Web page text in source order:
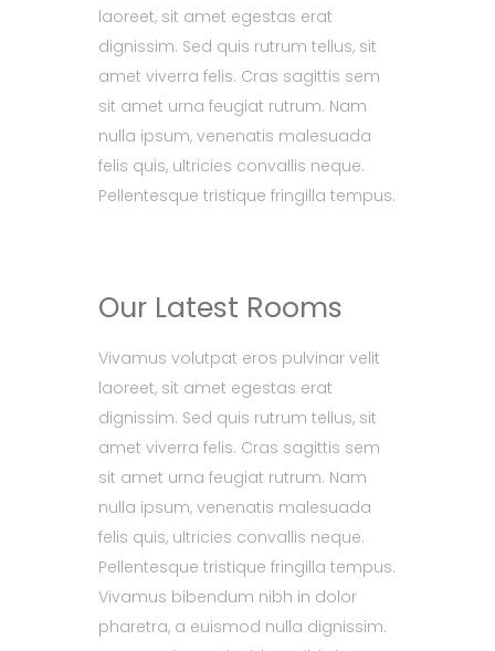
laoreet, sit amet egestas erat
dignissim. Sed quis rutrum tellus, sit
amet viverra felis. Cras sagittis sem
sit amet urna feugiat rutrum. Nam
nulla ipsum, venenatis malesuada
felis quis, ultricies convallis neque.
Pellentesque tristique fringilla tempus.
Our Latest Rooms
Vivamus volutpat eros pulvinar velit
laoreet, sit amet egestas erat
dignissim. Sed quis rutrum tellus, sit
amet viverra felis. Cras sagittis sem
sit amet urna feugiat rutrum. Nam
nulla ipsum, venenatis malesuada
felis quis, ultricies convallis neque.
Pellentesque tristique fringilla tempus.
Vivamus bibendum nibh in dolor
pharetra, a euismod nulla dignissim.